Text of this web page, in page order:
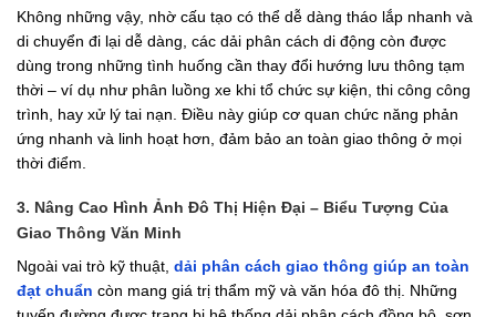
Không những vậy, nhờ cấu tạo có thể dễ dàng tháo lắp nhanh và
di chuyển đi lại dễ dàng, các dải phân cách di động còn được
dùng trong những tình huống cần thay đổi hướng lưu thông tạm
thời – ví dụ như phân luồng xe khi tổ chức sự kiện, thi công công
trình, hay xử lý tai nạn. Điều này giúp cơ quan chức năng phản
ứng nhanh và linh hoạt hơn, đảm bảo an toàn giao thông ở mọi
thời điểm.
3. Nâng Cao Hình Ảnh Đô Thị Hiện Đại – Biểu Tượng Của
Giao Thông Văn Minh
Ngoài vai trò kỹ thuật, dải phân cách giao thông giúp an toàn
đạt chuẩn còn mang giá trị thẩm mỹ và văn hóa đô thị. Những